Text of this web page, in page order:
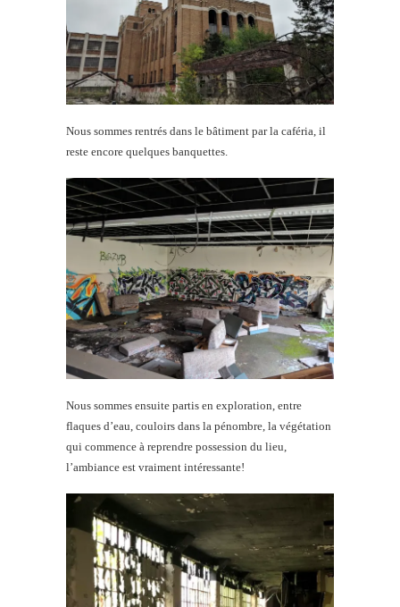
Nous sommes rentrés dans le bâtiment par la caféria, il
reste encore quelques banquettes.
Nous sommes ensuite partis en exploration, entre
flaques d’eau, couloirs dans la pénombre, la végétation
qui commence à reprendre possession du lieu,
l’ambiance est vraiment intéressante!